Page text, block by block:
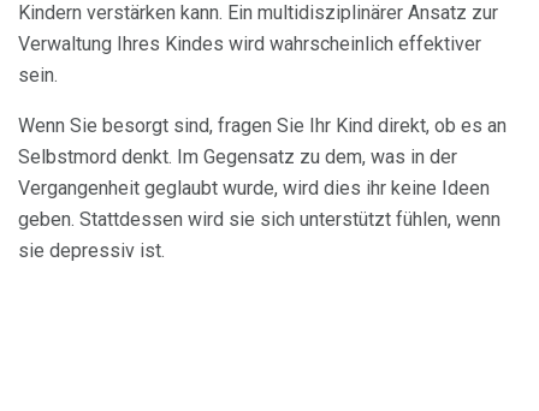
Kindern verstärken kann. Ein multidisziplinärer Ansatz zur
Verwaltung Ihres Kindes wird wahrscheinlich effektiver
sein.
Wenn Sie besorgt sind, fragen Sie Ihr Kind direkt, ob es an
Selbstmord denkt. Im Gegensatz zu dem, was in der
Vergangenheit geglaubt wurde, wird dies ihr keine Ideen
geben. Stattdessen wird sie sich unterstützt fühlen, wenn
sie depressiv ist.